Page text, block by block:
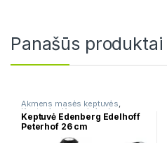
Panašūs produktai
Akmens masės keptuvės,
Keptuvės ,Keraminės dangos
keptuvės
Keptuvė Edenberg Edelhoff
Peterhof 26 cm